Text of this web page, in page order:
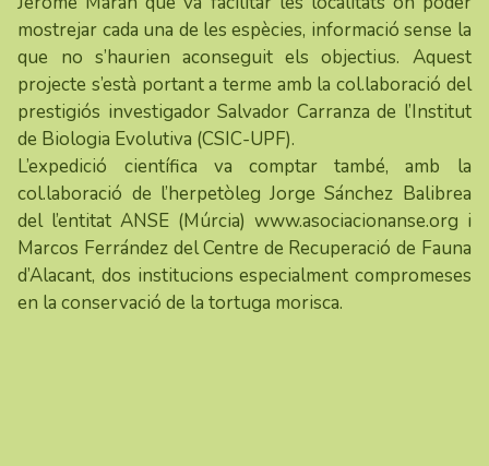
mostrejar cada una de les espècies, informació sense la
que no s’haurien aconseguit els objectius. Aquest
projecte s’està portant a terme amb la col.laboració del
prestigiós investigador Salvador Carranza de l’Institut
de Biologia Evolutiva (CSIC-UPF).
L’expedició científica va comptar també, amb la
col.laboració de l’herpetòleg Jorge Sánchez Balibrea
del l’entitat ANSE (Múrcia) www.asociacionanse.org i
Marcos Ferrández del Centre de Recuperació de Fauna
d’Alacant, dos institucions especialment compromeses
en la conservació de la tortuga morisca.